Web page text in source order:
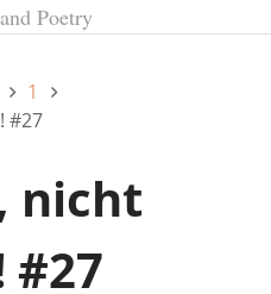
Poetry
1
#27
nicht
#27